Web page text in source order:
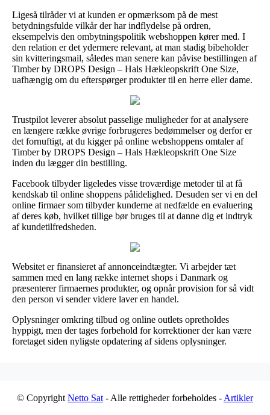
Ligeså tilråder vi at kunden er opmærksom på de mest
betydningsfulde vilkår der har indflydelse på ordren,
eksempelvis den ombytningspolitik webshoppen kører med. I
den relation er det ydermere relevant, at man stadig bibeholder
sin kvitteringsmail, således man senere kan påvise bestillingen af
Timber by DROPS Design – Hals Hækleopskrift One Size,
uafhængig om du efterspørger produkter til en herre eller dame.
Trustpilot leverer absolut passelige muligheder for at analysere
en længere række øvrige forbrugeres bedømmelser og derfor er
det fornuftigt, at du kigger på online webshoppens omtaler af
Timber by DROPS Design – Hals Hækleopskrift One Size
inden du lægger din bestilling.
Facebook tilbyder ligeledes visse troværdige metoder til at få
kendskab til online shoppens pålidelighed. Desuden ser vi en del
online firmaer som tilbyder kunderne at nedfælde en evaluering
af deres køb, hvilket tillige bør bruges til at danne dig et indtryk
af kundetilfredsheden.
Websitet er finansieret af annonceindtægter. Vi arbejder tæt
sammen med en lang række internet shops i Danmark og
præsenterer firmaernes produkter, og opnår provision for så vidt
den person vi sender videre laver en handel.
Oplysninger omkring tilbud og online outlets opretholdes
hyppigt, men der tages forbehold for korrektioner der kan være
foretaget siden nyligste opdatering af sidens oplysninger.
© Copyright Netto Sat - Alle rettigheder forbeholdes - Artikler